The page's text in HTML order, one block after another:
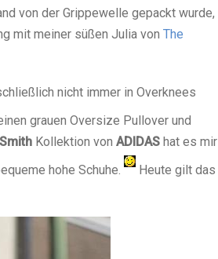
von der Grippewelle gepackt wurde,
mit meiner süßen Julia von The
nicht immer in Overknees
grauen Oversize Pullover und
Kollektion von ADIDAS hat es mir
hohe Schuhe.
Heute gilt das